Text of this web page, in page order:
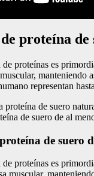
proteína de
de proteínas es
manteniendo
representan
proteína de suero
de suero de al
de suero
de proteínas es